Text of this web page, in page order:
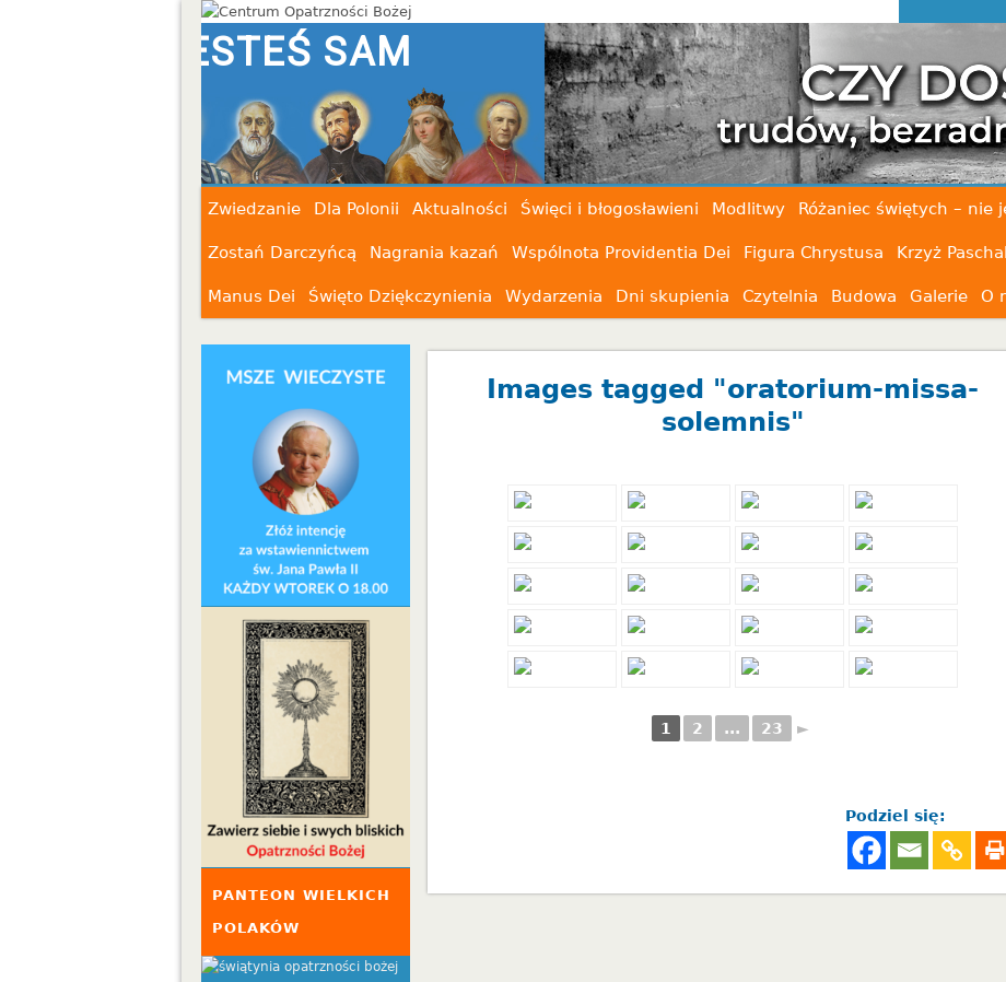
Zwiedzanie Dla Polonii Aktualności Święci i błogosławieni Modlitwy Różaniec świętych – nie
Zostań Darczyńcą Nagrania kazań Wspólnota Providentia Dei Figura Chrystusa Krzyż
Manus Dei Święto Dziękczynienia Wydarzenia Dni skupienia Czytelnia Budowa Galerie O
Images tagged "oratorium-missa-
solemnis"
1 2 ... 23 ►
Podziel się:
PANTEON WIELKICH
POLAKÓW